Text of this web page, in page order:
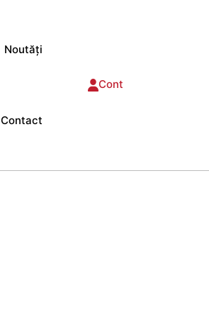
Noutăți
Contact
Cont